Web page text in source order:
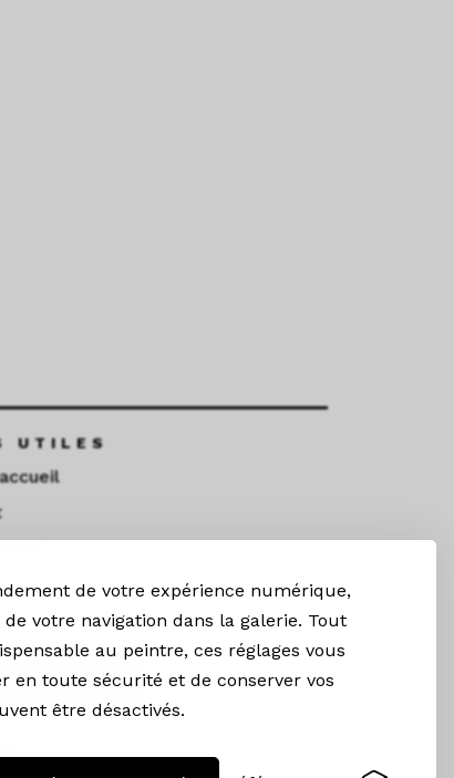
de votre expérience numérique,
votre navigation dans la galerie. Tout
au peintre, ces réglages vous
en toute sécurité et de conserver vos
être désactivés.
UTILES
CONNECTÉS